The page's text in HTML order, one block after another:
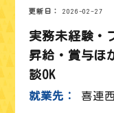
更新日 2026-02-27
実務未経験・
昇給・賞与ほ
談OK
就業先 喜連